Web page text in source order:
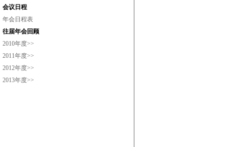
会议日程
年会日程表
往届年会回顾
2010年度>>
2011年度>>
2012年度>>
2013年度>>